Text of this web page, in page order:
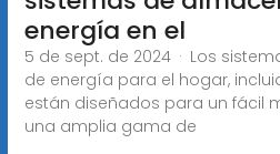
energía en el
5 de sept. de 2024 · Los
de energía para el hogar,
están diseñados para un fácil
una amplia gama de